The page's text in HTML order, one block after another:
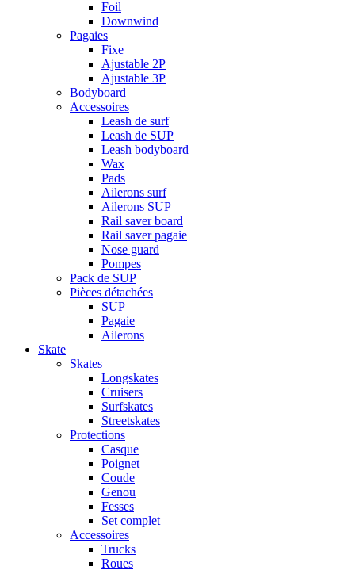
Foil
Downwind
Pagaies
Fixe
Ajustable 2P
Ajustable 3P
Bodyboard
Accessoires
Leash de surf
Leash de SUP
Leash bodyboard
Wax
Pads
Ailerons surf
Ailerons SUP
Rail saver board
Rail saver pagaie
Nose guard
Pompes
Pack de SUP
Pièces détachées
SUP
Pagaie
Ailerons
Skate
Skates
Longskates
Cruisers
Surfskates
Streetskates
Protections
Casque
Poignet
Coude
Genou
Fesses
Set complet
Accessoires
Trucks
Roues